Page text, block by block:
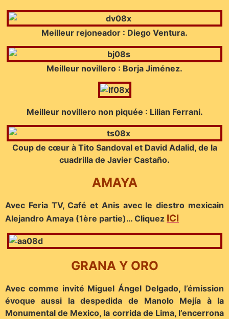
Meilleur rejoneador : Diego Ventura.
Meilleur novillero : Borja Jiménez.
Meilleur novillero non piquée : Lilian Ferrani.
Coup de cœur à Tito Sandoval et David Adalid, de la
cuadrilla de Javier Castaño.
AMAYA
Avec Feria TV, Café et Anis avec le diestro mexicain
Alejandro Amaya (1ère partie)… Cliquez ICI
GRANA Y ORO
Avec comme invité Miguel Ángel Delgado, l’émission
évoque aussi la despedida de Manolo Mejía à la
Monumental de Mexico, la corrida de Lima, l’encerrona